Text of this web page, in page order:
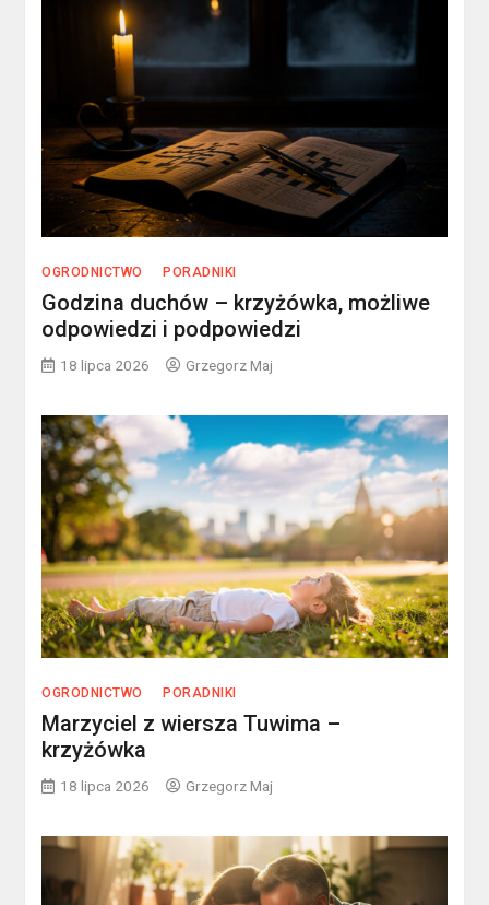
OGRODNICTWO PORADNIKI
Godzina duchów – krzyżówka, możliwe
odpowiedzi i podpowiedzi
18 lipca 2026 Grzegorz Maj
OGRODNICTWO PORADNIKI
Marzyciel z wiersza Tuwima –
krzyżówka
18 lipca 2026 Grzegorz Maj